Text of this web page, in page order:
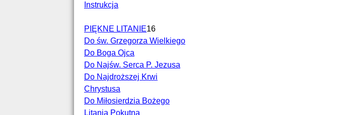
Instrukcja
PIĘKNE LITANIE16
Do św. Grzegorza Wielkiego
Do Boga Ojca
Do Najśw. Serca P. Jezusa
Do Najdroższej Krwi
Chrystusa
Do Miłosierdzia Bożego
Litania Pokutna